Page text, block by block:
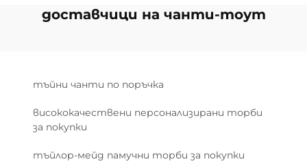
доставчици на чанти-тоут
тъйни чанти по поръчка
висококачествени персонализирани торби
за покупки
тъйлор-мейд памучни торби за покупки